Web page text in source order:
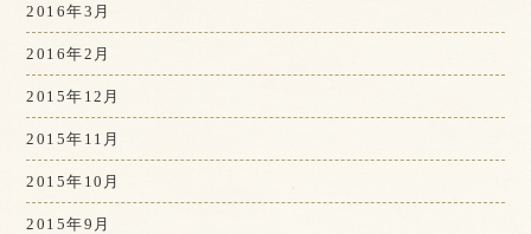
2016年3月
2016年2月
2015年12月
2015年11月
2015年10月
2015年9月